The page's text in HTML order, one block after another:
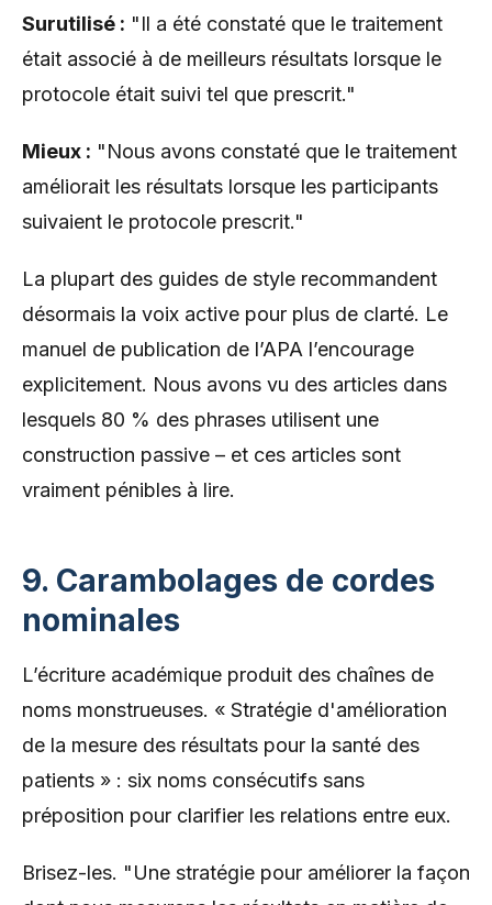
Surutilisé : "Il a été constaté que le traitement
était associé à de meilleurs résultats lorsque le
protocole était suivi tel que prescrit."
Mieux : "Nous avons constaté que le traitement
améliorait les résultats lorsque les participants
suivaient le protocole prescrit."
La plupart des guides de style recommandent
désormais la voix active pour plus de clarté. Le
manuel de publication de l’APA l’encourage
explicitement. Nous avons vu des articles dans
lesquels 80 % des phrases utilisent une
construction passive – et ces articles sont
vraiment pénibles à lire.
9. Carambolages de cordes
nominales
L’écriture académique produit des chaînes de
noms monstrueuses. « Stratégie d'amélioration
de la mesure des résultats pour la santé des
patients » : six noms consécutifs sans
préposition pour clarifier les relations entre eux.
Brisez-les. "Une stratégie pour améliorer la façon